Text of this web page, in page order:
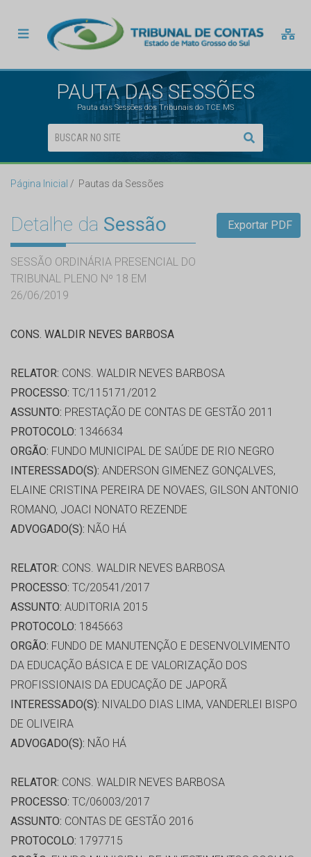
PAUTA DAS SESSÕES
Pauta das Sessões dos Tribunais do TCE MS
Página Inicial Pautas da Sessões
Detalhe da Sessão
SESSÃO ORDINÁRIA PRESENCIAL DO
TRIBUNAL PLENO Nº 18 EM
26/06/2019
Exportar PDF
CONS. WALDIR NEVES BARBOSA
RELATOR: CONS. WALDIR NEVES BARBOSA
PROCESSO: TC/115171/2012
ASSUNTO: PRESTAÇÃO DE CONTAS DE GESTÃO 2011
PROTOCOLO: 1346634
ORGÃO: FUNDO MUNICIPAL DE SAÚDE DE RIO NEGRO
INTERESSADO(S): ANDERSON GIMENEZ GONÇALVES,
ELAINE CRISTINA PEREIRA DE NOVAES, GILSON ANTONIO
ROMANO, JOACI NONATO REZENDE
ADVOGADO(S): NÃO HÁ
RELATOR: CONS. WALDIR NEVES BARBOSA
PROCESSO: TC/20541/2017
ASSUNTO: AUDITORIA 2015
PROTOCOLO: 1845663
ORGÃO: FUNDO DE MANUTENÇÃO E DESENVOLVIMENTO
DA EDUCAÇÃO BÁSICA E DE VALORIZAÇÃO DOS
PROFISSIONAIS DA EDUCAÇÃO DE JAPORÃ
INTERESSADO(S): NIVALDO DIAS LIMA, VANDERLEI BISPO
DE OLIVEIRA
ADVOGADO(S): NÃO HÁ
RELATOR: CONS. WALDIR NEVES BARBOSA
PROCESSO: TC/06003/2017
ASSUNTO: CONTAS DE GESTÃO 2016
PROTOCOLO: 1797715